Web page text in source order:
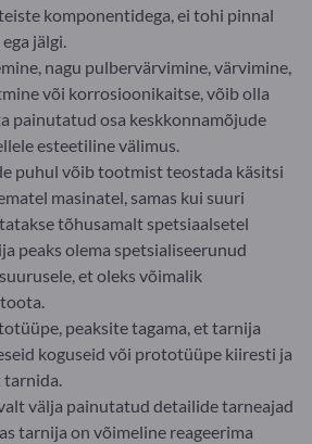
komponentidega, ei tohi pinnal
jälgi.
nagu pulbervärvimine, värvimine,
või korrosioonikaitse, võib olla
painutatud osa keskkonnamõjude
esteetiline välimus.
puhul võib tootmist teostada käsitsi
masinatel, samas kui suuri
tõhusamalt spetsiaalsetel
peaks olema spetsialiseerunud
et oleks võimalik
peaksite tagama, et tarnija
koguseid või prototüüpe kiiresti ja
välja painutatud detailide tarneajad
tarnija on võimeline reageerima